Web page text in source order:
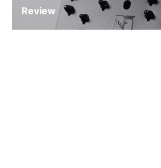
Review